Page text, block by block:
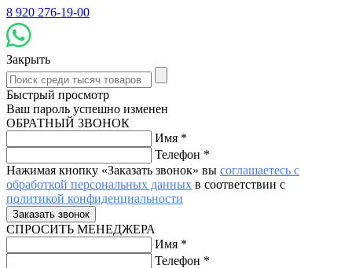
8 920 276-19-00
Закрыть
Быстрый просмотр
Ваш пароль успешно изменен
ОБРАТНЫЙ ЗВОНОК
Имя *
Телефон *
Нажимая кнопку «Заказать звонок» вы соглашаетесь с
обработкой персональных данных в соответствии с
политикой конфиденциальности
СПРОСИТЬ МЕНЕДЖЕРА
Имя *
Телефон *